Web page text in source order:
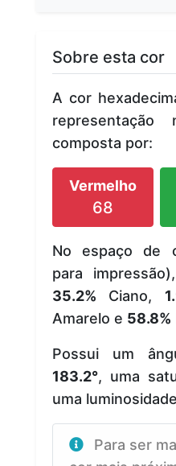
Sobre esta cor
A cor
composta por:
Vermelho
68
No espaço de
para
35.2% Ciano,
Amarelo e 58.8%
Possui um
183.2°, uma
uma
Para ser